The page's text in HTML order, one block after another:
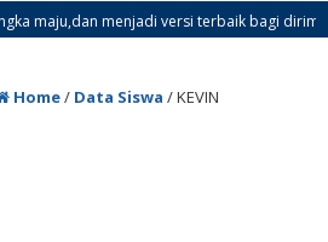
menjadi versi terbaik bagi dirimu.
2025 sd Tanggal 4 Januari 2026
Home/ Data Siswa /KEVIN